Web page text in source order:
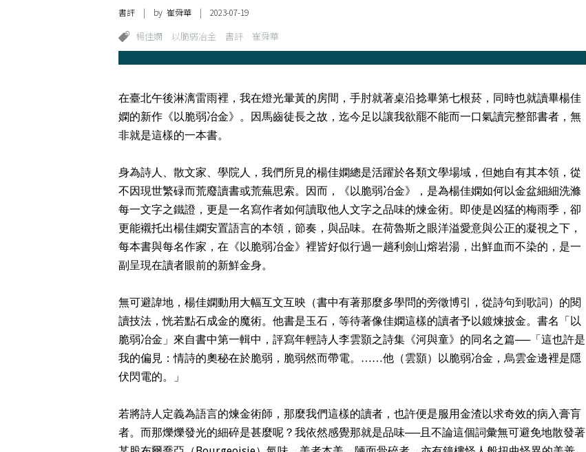
書評 | by 崔舜華 | 2023-07-19
楊佳嫻 以脆弱冶金 書評 崔舜華
在臺北午後淋漓雷雨裡，我在燈光暈黃的房間，手肘就著桌沿捻畢第七根菸，同時也就讀畢楊佳
嫻的新作《以脆弱冶金》。因馬齒徒長之故，迄今足以讓我欲罷不能而一口氣讀完整部書者，無
非就是這樣的一本書。
身為詩人、散文家、學院人，我們所見的楊佳嫻總是活躍於各類文學場域，但她自有其本領，從
不因現世繁碌而荒廢讀書或荒蕪思索。因而，《以脆弱冶金》，是為楊佳嫻如何以金盆細細洗滌
每一文字之鐵證，更是一名寫作者如何讀取他人文字之品味的煉金術。即使是凶猛的梅雨季，卻
更能襯托出楊佳嫻安置語言的本領，節奏，與品味。在荷魯斯之眼洋溢愛意與公正的凝視之下，
每本書與每名作家，在《以脆弱冶金》裡皆好似行過一趟利劍山熔岩湯，出鮮血而不染的，是一
副呈現在讀者眼前的新鮮金身。
無可避諱地，楊佳嫻動用大幅互文互映（書中有著那麼多學問的旁徵博引，從詩句到歌詞）的閱
讀技法，恍若點石成金的魔術。他書是玉石，等待著像佳嫻這樣的讀者予以鍍煉披金。書名「以
脆弱冶金」來自書中第一輯中，評寫年輕詩人李雲顥之詩集《河與童》的同名之篇──「這也許是
我的偏見：情詩的奧秘在於脆弱，脆弱然而帶電。……他（雲顥）以脆弱冶金，烏雲金邊裡是隱
伏閃電的。」
若將詩人定義為語言的煉金術師，那麼我們這樣的讀者，也許便是服用金渣以求奇效的病入膏肓
者。而那爍爍發光的細碎是甚麼呢？我依然感覺那就是品味──且不論這個詞彙無可避免地散發著